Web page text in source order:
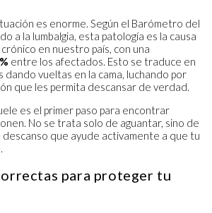
es enorme. Según el Barómetro del
a la lumbalgia, esta patología es la causa
en nuestro país, con una
entre los afectados. Esto se traduce en
dando vueltas en la cama, luchando por
que les permita descansar de verdad.
es el primer paso para encontrar
No se trata solo de aguantar, sino de
que ayude activamente a que tu
para proteger tu